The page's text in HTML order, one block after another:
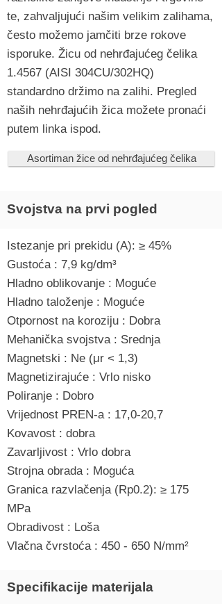
te, zahvaljujući našim velikim zalihama,
često možemo jamčiti brze rokove
isporuke. Žicu od nehrđajućeg čelika
1.4567 (AISI 304CU/302HQ)
standardno držimo na zalihi. Pregled
naših nehrđajućih žica možete pronaći
putem linka ispod.
Asortiman žice od nehrđajućeg čelika
Svojstva na prvi pogled
Specifikacije materijala
Istezanje pri prekidu (A): ≥ 45%
Gustoća : 7,9 kg/dm³
Hladno oblikovanje : Moguće
Hladno taloženje : Moguće
Otpornost na koroziju : Dobra
Mehanička svojstva : Srednja
Magnetski : Ne (μr < 1,3)
Magnetizirajuće : Vrlo nisko
Poliranje : Dobro
Vrijednost PREN-a : 17,0-20,7
Kovavost : dobra
Zavarljivost : Vrlo dobra
Strojna obrada : Moguća
Granica razvlačenja (Rp0.2): ≥ 175
MPa
Obradivost : Loša
Vlačna čvrstoća : 450 - 650 N/mm²